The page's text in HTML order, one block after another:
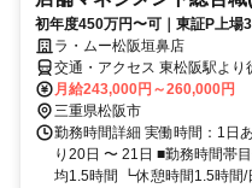
初年度450万円〜可｜東証P上場
ラ・ムー松阪垣鼻店
交通・アクセス 東松阪駅より
月給243,000円～260,000円
三重県松阪市
勤務時間詳細 実働時間：1日
り20日 〜 21日 ■勤務時間帯
均1.5時間 ┗休憩時間1.5時間/